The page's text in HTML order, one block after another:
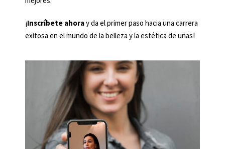
¡Inscríbete ahoray da el primer paso hacia una carrera
exitosa en el mundo de la belleza y la estética de uñas!